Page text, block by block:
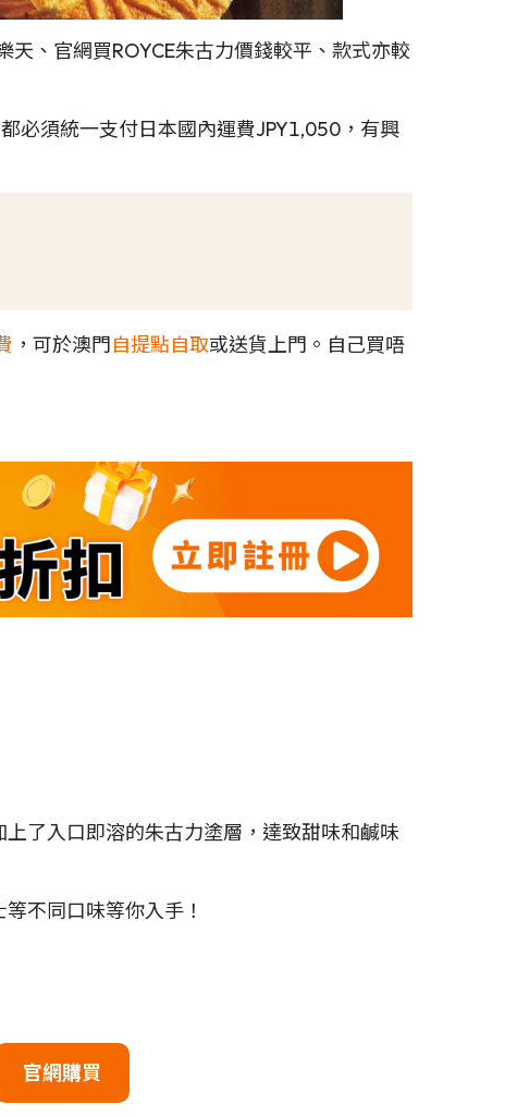
、官網買ROYCE朱古力價錢較平、款式亦較
必須統一支付日本國內運費JPY1,050，有興
，可於澳門自提點自取或送貨上門。自己買唔
了入口即溶的朱古力塗層，達致甜味和鹹味
不同口味等你入手！
官網購買